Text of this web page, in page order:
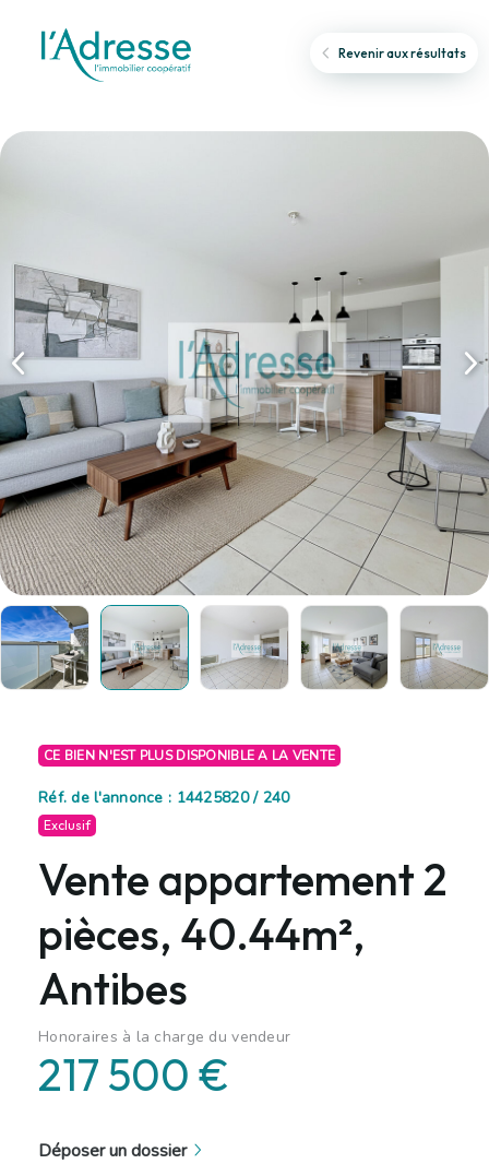
Revenir aux résultats
CE BIEN N'EST PLUS DISPONIBLE A LA VENTE
Réf. de l'annonce : 14425820 / 240
Exclusif
Vente appartement 2
pièces, 40.44m²,
Antibes
Honoraires à la charge du vendeur
217 500 €
Déposer un dossier